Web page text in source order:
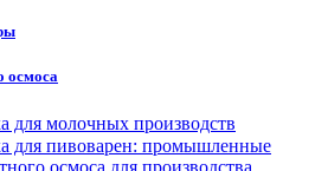
осмоса
для молочных производств
для пивоварен: промышленные